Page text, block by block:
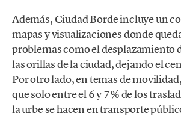
Además, Ciudad Borde incluye un
mapas y visualizaciones donde
problemas como el desplazamiento
las orillas de la ciudad, dejando el
Por otro lado, en temas de
que solo entre el 6 y 7% de los
la urbe se hacen en transporte